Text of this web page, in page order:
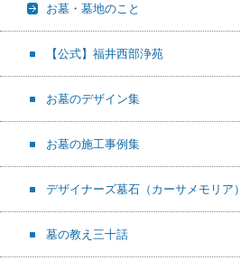
お墓・墓地のこと
【公式】福井西部浄苑
お墓のデザイン集
お墓の施工事例集
デザイナーズ墓石（カーサメモリア）
墓の教え三十話